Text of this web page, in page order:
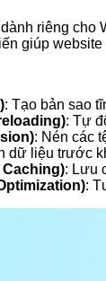
riêng
giúp website
: Tạo bản sao
: Tự
: Nén các
dữ liệu trước
: Lưu
: